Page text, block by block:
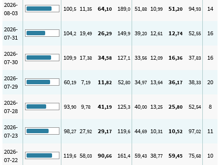
2026-
08-03
100,5 11,35 64,10 189,0 51,88 10,99 51,20 94,93 14
2026-
07-31
104,2 19,49 26,29 149,9 39,20 12,61 12,74 52,55 16
2026-
07-30
109,9 17,38 34,58 127,1 33,56 12,09 16,36 37,83 16
2026-
07-29
60,19 7,19 11,82 52,80 34,97 13,64 36,17 38,33 20
2026-
07-28
93,90 9,78 41,19 125,3 40,00 13,25 25,80 52,54 8
2026-
07-23
98,27 27,92 29,17 119,6 44,69 10,31 10,52 97,02 11
2026-
07-22
119,6 58,03 90,66 161,4 59,43 38,77 59,45 75,68 10